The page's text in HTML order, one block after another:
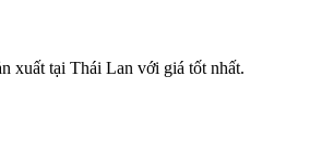
xuất tại Thái Lan với giá tốt nhất.